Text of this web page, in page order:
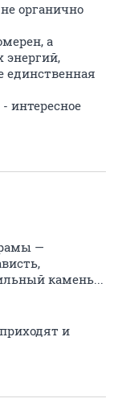
органично
а
энергий,
единственная
интересное
—
камень...
и